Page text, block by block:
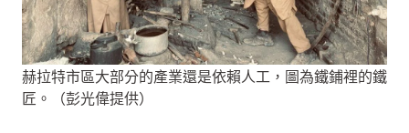
赫拉特市區大部分的產業還是依賴人工，圖為鐵鋪裡的鐵
匠。（彭光偉提供）